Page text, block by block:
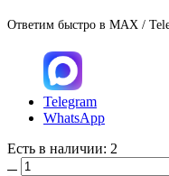
Ответим быстро в MAX /
Telegram
WhatsApp
Есть в наличии: 2